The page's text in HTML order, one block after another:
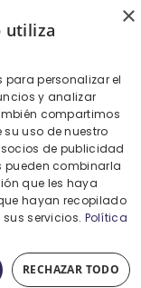
Empresa
Contacto
Contacto
928 427 575
×
utiliza
para personalizar el
y analizar
compartimos
uso de nuestro
de publicidad
pueden combinarla
que les haya
hayan recopilado
servicios. Política
RECHAZAR TODO